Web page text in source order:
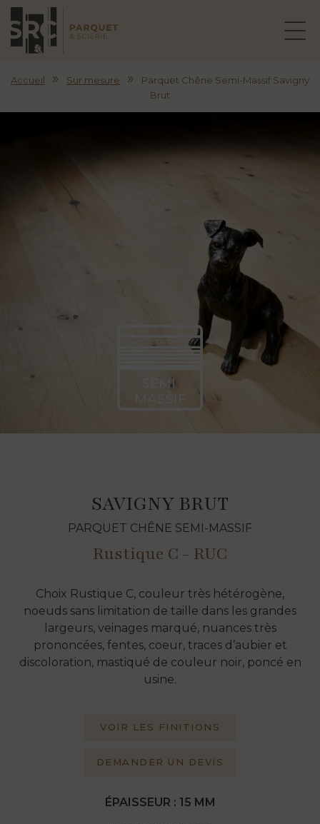
Accueil » Sur mesure »
Parquet Chêne Semi-Massif Savigny
Brut
SAVIGNY BRUT
PARQUET CHÊNE SEMI-MASSIF
Rustique C - RUC
Choix Rustique C, couleur très hétérogène,
noeuds sans limitation de taille dans les grandes
largeurs, veinages marqué, nuances très
prononcées, fentes, coeur, traces d’aubier et
discoloration, mastiqué de couleur noir, poncé en
usine.
VOIR LES FINITIONS
DEMANDER UN DEVIS
ÉPAISSEUR : 15 MM